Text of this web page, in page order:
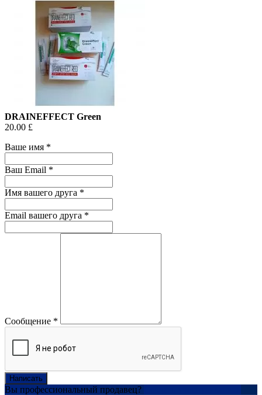
DRAINEFFECT Green
20.00 £
Ваше имя *
Ваш Email *
Имя вашего друга *
Email вашего друга *
Сообщение *
Написать
Вы профессиональный продавец?